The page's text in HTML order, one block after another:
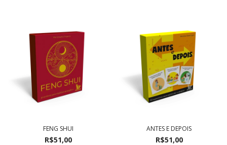
FENG SHUI
R$51,00
ANTES E DEPOIS
R$51,00